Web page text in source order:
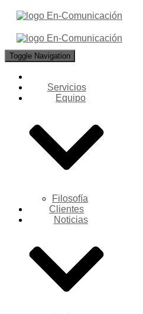
Toggle Navigation
Servicios
Equipo
Filosofía
Clientes
Noticias